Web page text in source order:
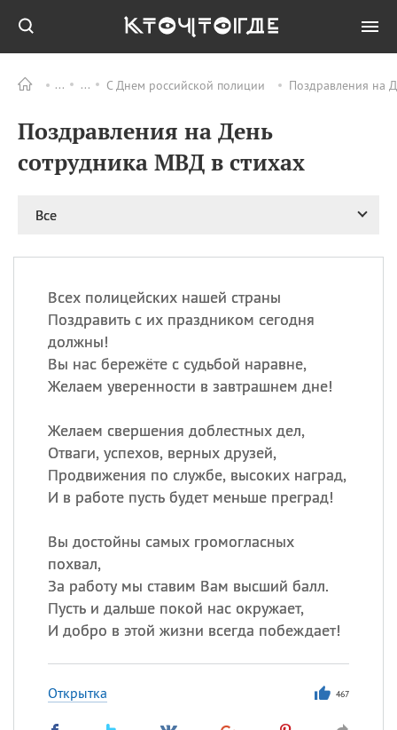
С Днем российской полиции Поздравления на
Поздравления на День
сотрудника МВД в стихах
Все
Всех полицейских нашей страны
Поздравить с их праздником сегодня
должны!
Вы нас бережёте с судьбой наравне,
Желаем уверенности в завтрашнем дне!
Желаем свершения доблестных дел,
Отваги, успехов, верных друзей,
Продвижения по службе, высоких наград,
И в работе пусть будет меньше преград!
Вы достойны самых громогласных
похвал,
За работу мы ставим Вам высший балл.
Пусть и дальше покой нас окружает,
И добро в этой жизни всегда побеждает!
Открытка 467
ПРАЗДНИКИ Все
09.08
День памяти
великомученика и
целителя Пантелеимона
Николая Чудотворца
11.08 День полета на
11.08
День Святой Клары —
покровительницы
Сегодня празднуют именины
Герман,Иван ,Клим,Еще
Посмотреть значениеи
происхождение